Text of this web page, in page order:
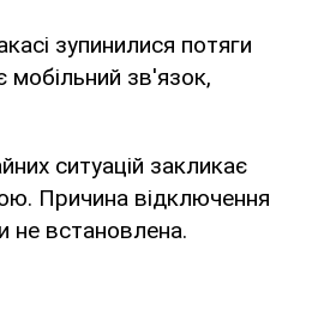
зупинилися потяги
зв'язок,
ситуацій закликає
Причина відключення
не встановлена.